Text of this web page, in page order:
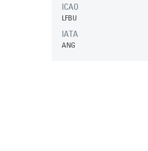
ICAO
LFBU
IATA
ANG